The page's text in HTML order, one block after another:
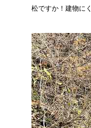
松ですか！建物に